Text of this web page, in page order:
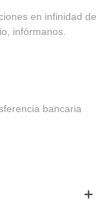
en infinidad de
infórmanos.
bancaria